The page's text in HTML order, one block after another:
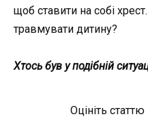
щоб ставити на собі
травмувати дитину?
Хтось був у подібній
Оцініть статтю